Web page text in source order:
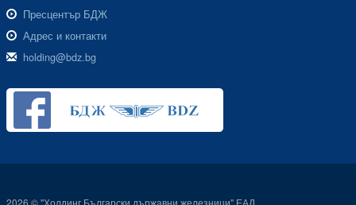
Пресцентър БДЖ
Адрес и контакти
holding@bdz.bg
2026 © "Холдинг Български държавни железници" ЕАД